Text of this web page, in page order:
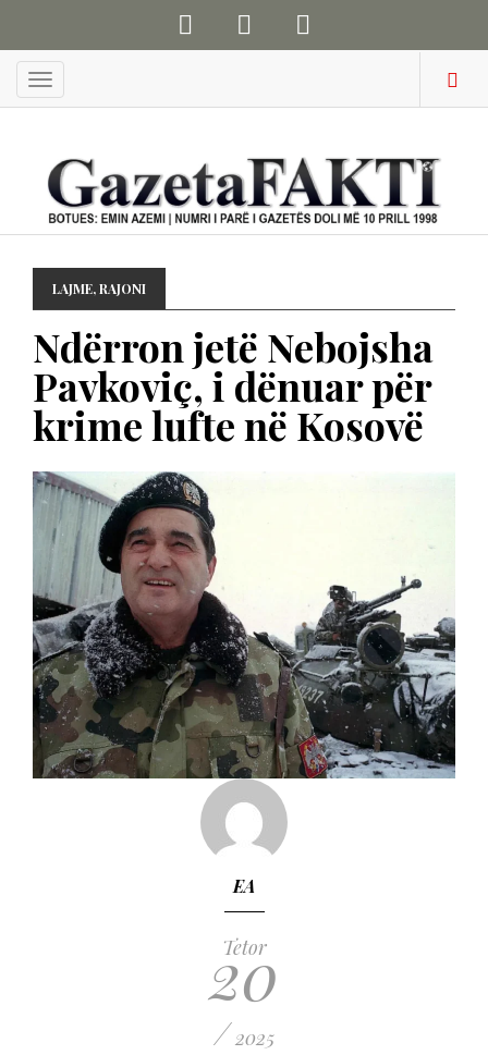
Menu
LAJME,RAJONI
Ndërron jetë Nebojsha
Pavkoviç, i dënuar për
krime lufte në Kosovë
EA
Tetor
20
/ 2025